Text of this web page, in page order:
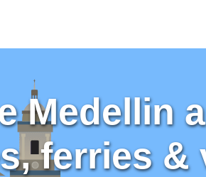
Medellin
ferries &